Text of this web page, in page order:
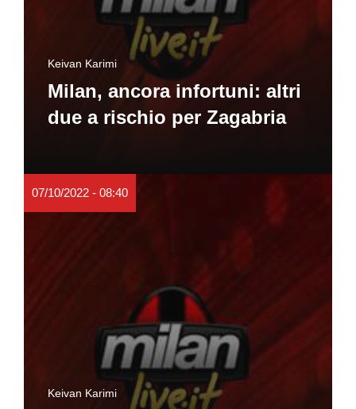
Keivan Karimi
Milan, ancora infortuni: altri
due a rischio per Zagabria
07/10/2022 - 08:40
Keivan Karimi